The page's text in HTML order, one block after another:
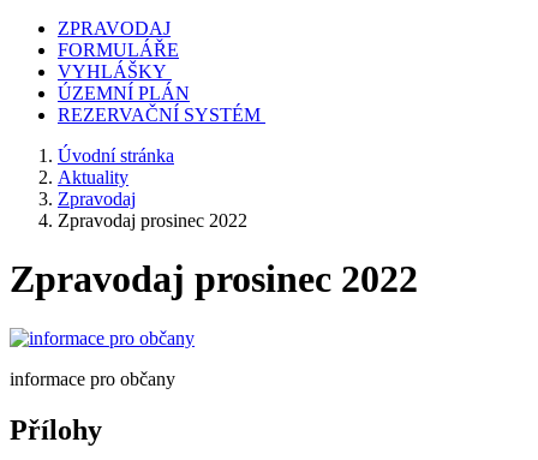
ZPRAVODAJ
FORMULÁŘE
VYHLÁŠKY
ÚZEMNÍ PLÁN
REZERVAČNÍ SYSTÉM
Úvodní stránka
Aktuality
Zpravodaj
Zpravodaj prosinec 2022
Zpravodaj prosinec 2022
informace pro občany
Přílohy